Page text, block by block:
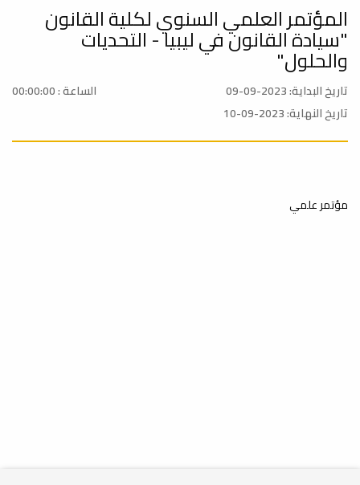
18
مايو
مناقشة مشاريع التخرج
18
المؤتمر العلمي السنوي لكلية القانون
"سيادة القانون في ليبيا - التحديات
والحلول"
تاريخ البداية: 2023-09-09
تاريخ النهاية: 2023-09-10
الساعة : 00:00:00
مؤتمر علمي